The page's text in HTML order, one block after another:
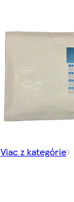
Viac z kategórie